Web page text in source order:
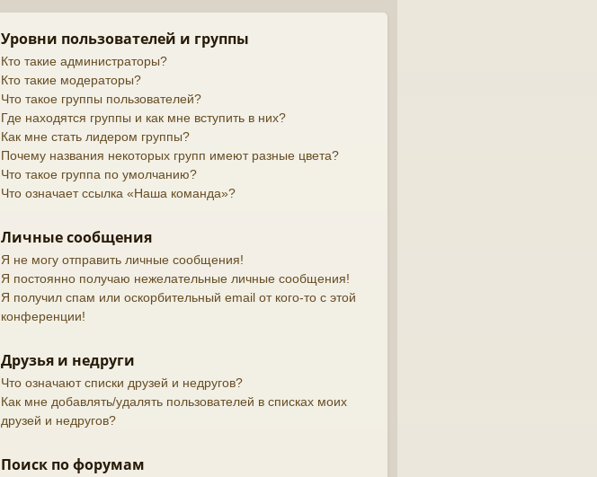
Уровни пользователей и группы
Кто такие администраторы?
Кто такие модераторы?
Что такое группы пользователей?
Где находятся группы и как мне вступить в них?
Как мне стать лидером группы?
Почему названия некоторых групп имеют разные цвета?
Что такое группа по умолчанию?
Что означает ссылка «Наша команда»?
Личные сообщения
Я не могу отправить личные сообщения!
Я постоянно получаю нежелательные личные сообщения!
Я получил спам или оскорбительный email от кого-то с этой
конференции!
Друзья и недруги
Что означают списки друзей и недругов?
Как мне добавлять/удалять пользователей в списках моих
друзей и недругов?
Поиск по форумам